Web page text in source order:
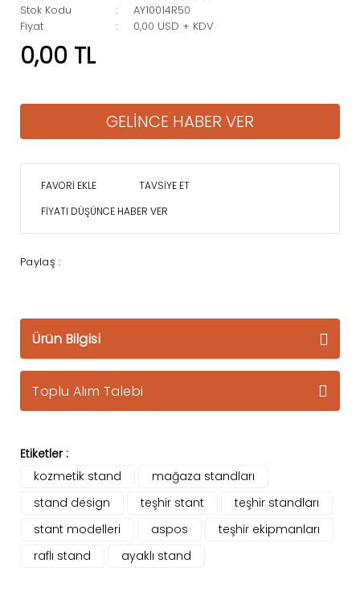
Stok Kodu
AY10014R50
Fiyat
0,00 USD + KDV
0,00 TL
GELİNCE HABER VER
TAVSİYE ET
FİYATI DÜŞÜNCE HABER VER
Paylaş :
Ürün Bilgisi
Toplu Alım Talebi
Etiketler :
kozmetik stand
mağaza standları
stand design
teşhir stant
teşhir standları
stant modelleri
aspos
teşhir ekipmanları
raflı stand
ayaklı stand